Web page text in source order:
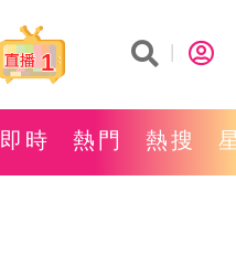
1
即時 熱門 熱搜